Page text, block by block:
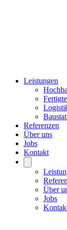
Leistungen
Referenzen
Über uns
Jobs
Kontakt
Über
Jobs